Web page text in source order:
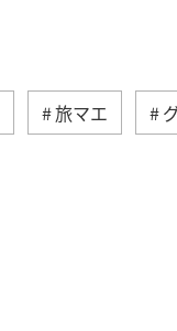
旅マエ